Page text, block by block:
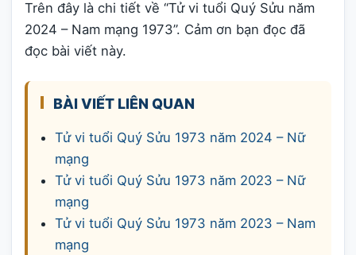
Trên đây là chi tiết về “Tử vi tuổi Quý Sửu năm
2024 – Nam mạng 1973”. Cảm ơn bạn đọc đã
đọc bài viết này.
BÀI VIẾT LIÊN QUAN
Tử vi tuổi Quý Sửu 1973 năm 2024 – Nữ
mạng
Tử vi tuổi Quý Sửu 1973 năm 2023 – Nữ
mạng
Tử vi tuổi Quý Sửu 1973 năm 2023 – Nam
mạng